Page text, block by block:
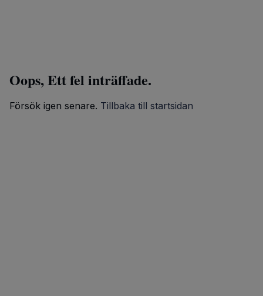
Oops, Ett fel inträffade.
Försök igen senare. Tillbaka till startsidan